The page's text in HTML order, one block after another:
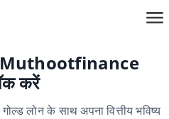
Muthootfinance
करें
लोन के साथ अपना वित्तीय भविष्य